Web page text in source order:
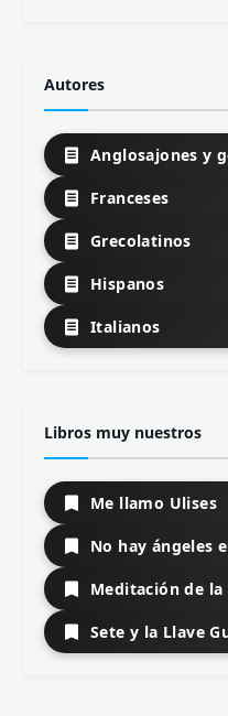
Autores
Anglosajones y
Franceses
Grecolatinos
Hispanos
Italianos
Libros muy nuestros
Me llamo Ulises
No hay ángeles
Meditación de la
Sete y la Llave